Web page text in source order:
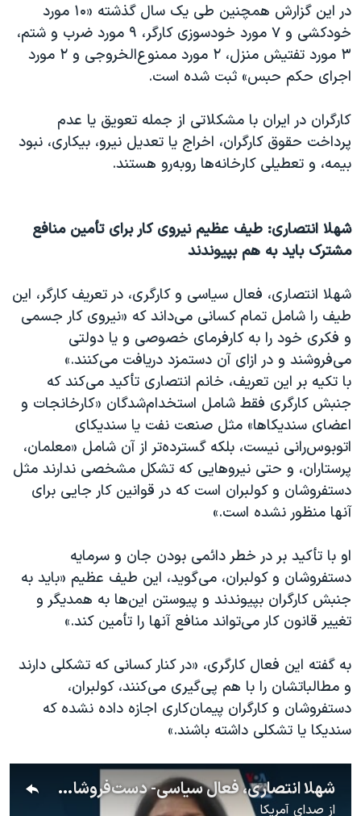
در این گزارش همچنین طی یک سال گذشته «۱۰ مورد
خودکشی و ۷ مورد خودسوزی کارگر، ۹ مورد ضرب و شتم،
۳ مورد تفتیش منزل، ۲ مورد ممنوع‌الخروجی و ۲ مورد
اجرای حکم حبس» ثبت شده است.
کارگران در ایران با مشکلاتی از جمله تعویق یا عدم
پرداخت حقوق کارگران، اخراج یا تعدیل نیرو، بیکاری، نبود
بیمه، و تعطیلی کارخانه‌ها روبه‌رو هستند.
شهلا انتصاری: طیف عظیم نیروی کار برای تأمین منافع
مشترک باید به هم بپیوندند
شهلا انتصاری، فعال سیاسی و کارگری، در تعریف کارگر، این
طیف را شامل تمام کسانی می‌داند که «نیروی کار جسمی
و فکری خود را به کارفرمای خصوصی و یا دولتی
می‌فروشند و در ازای آن دستمزد دریافت می‌کنند.»
با تکیه بر این تعریف، خانم انتصاری تأکید می‌کند که
جنبش کارگری فقط شامل استخدام‌شدگان «کارخانجات و
اعضای سندیکاها» مثل صنعت نفت یا سندیکای
اتوبوس‌رانی نیست، بلکه گسترده‌تر از آن شامل «معلمان،
پرستاران، و حتی نیروهایی که تشکل مشخصی ندارند مثل
دستفروشان و کولبران است که در قوانین کار جایی برای
آنها منظور نشده است.»
او با تأکید بر در خطر دائمی بودن جان و سرمایه
دستفروشان و کولبران، می‌گوید، این طیف عظیم «باید به
جنبش کارگران بپیوندند و پیوستن این‌ها به همدیگر و
تغییر قانون کار می‌تواند منافع آنها را تأمین کند.»
به گفته این فعال کارگری، «در کنار کسانی که تشکلی دارند
و مطالباتشان را با هم پی‌گیری می‌کنند، کولبران،
دستفروشان و کارگران پیمان‌کاری اجازه داده نشده که
سندیکا یا تشکلی داشته باشند.»
شهلا انتصاری، فعال سیاسی- دست‌فروشان، کولبران، و کارگران پیمانکاری اجازه تشکیل سندیکا ندارند
از صدای آمریکا